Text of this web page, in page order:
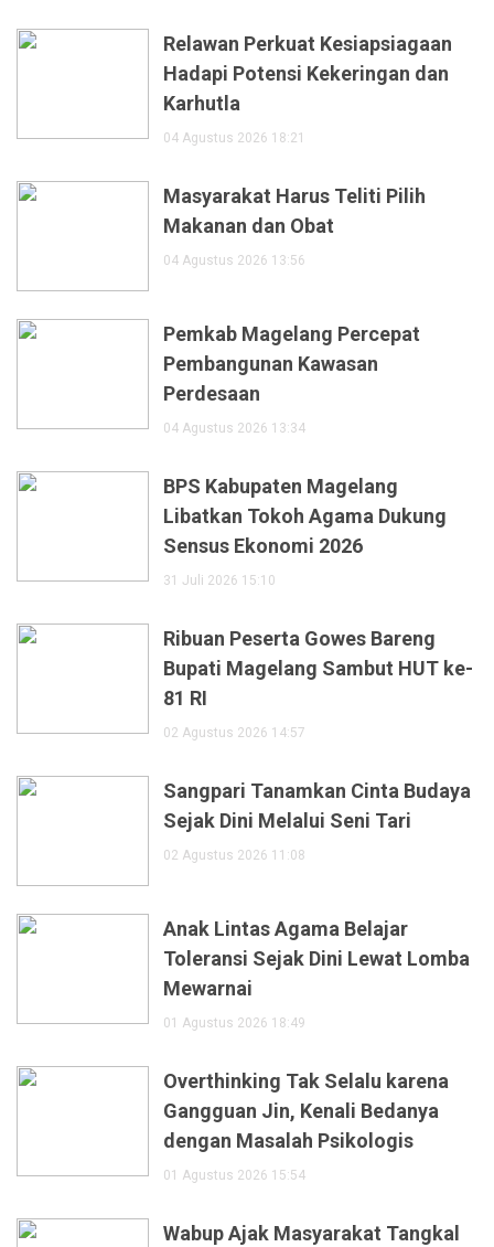
Relawan Perkuat Kesiapsiagaan
Hadapi Potensi Kekeringan dan
Karhutla
04 Agustus 2026 18:21
Masyarakat Harus Teliti Pilih
Makanan dan Obat
04 Agustus 2026 13:56
Pemkab Magelang Percepat
Pembangunan Kawasan
Perdesaan
04 Agustus 2026 13:34
BPS Kabupaten Magelang
Libatkan Tokoh Agama Dukung
Sensus Ekonomi 2026
31 Juli 2026 15:10
Ribuan Peserta Gowes Bareng
Bupati Magelang Sambut HUT ke-
81 RI
02 Agustus 2026 14:57
Sangpari Tanamkan Cinta Budaya
Sejak Dini Melalui Seni Tari
02 Agustus 2026 11:08
Anak Lintas Agama Belajar
Toleransi Sejak Dini Lewat Lomba
Mewarnai
01 Agustus 2026 18:49
Overthinking Tak Selalu karena
Gangguan Jin, Kenali Bedanya
dengan Masalah Psikologis
01 Agustus 2026 15:54
Wabup Ajak Masyarakat Tangkal